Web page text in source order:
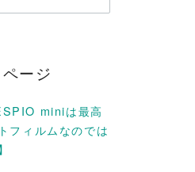
ージ
miniは最高
フィルムなのでは